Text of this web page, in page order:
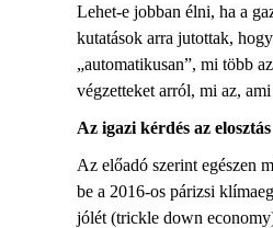
Lehet-e jobban élni, ha a
kutatások arra jutottak,
„automatikusan”, mi több
végzetteket arról, mi az,
Az igazi kérdés az elosztás
Az előadó szerint egészen
be a 2016-os párizsi
jólét (trickle down